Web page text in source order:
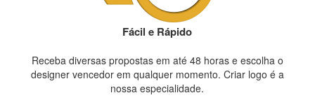
Fácil e Rápido
Receba diversas propostas em até 48 horas e escolha o
designer vencedor em qualquer momento. Criar logo é a
nossa especialidade.